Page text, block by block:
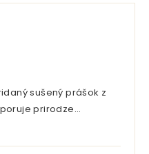
sušený prášok z
prirodze…